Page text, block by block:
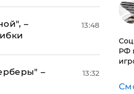
–
13:48
–
13:32
РФ